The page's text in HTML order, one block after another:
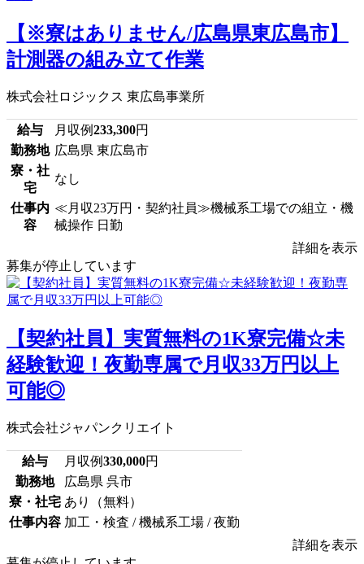
【※寮はありません/広島県東広島市】
計測器の組み立て作業
株式会社ロジックス 東広島事業所
給与 月収例233,300円
勤務地 広島県 東広島市
寮・社
宅
なし
仕事内
容
≪月収23万円・契約社員≫機械系工場での組立・機
械操作 日勤
詳細を表示
募集が停止しています
【契約社員】実質無料の1K寮完備☆未
経験歓迎！夜勤専属で月収33万円以上
可能◎
株式会社ジャパンクリエイト
給与 月収例330,000円
勤務地
広島県 呉市
寮・社宅 あり（無料）
仕事内容 加工・検査 / 機械系工場 / 夜勤
詳細を表示